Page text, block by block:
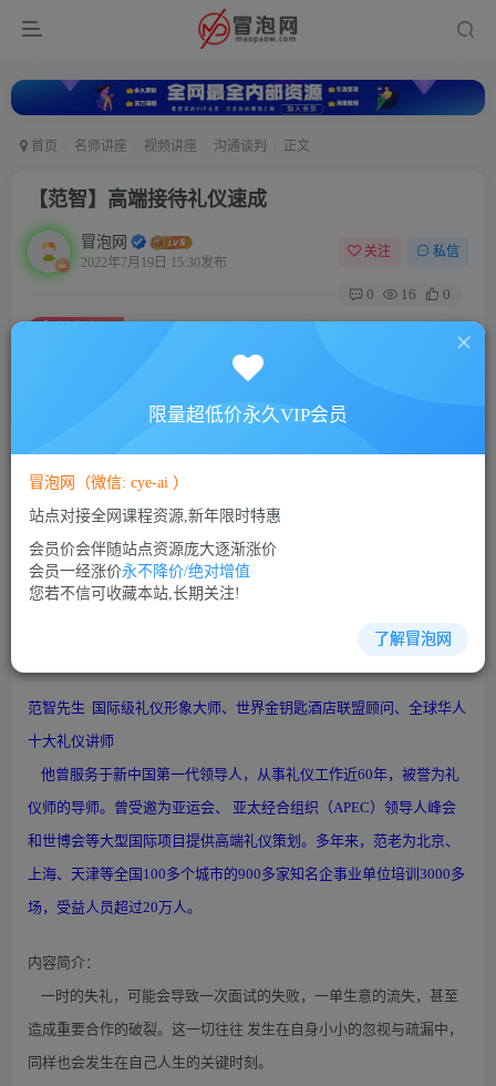
首页 名师讲座 视频讲座 沟通谈判 正文
【范智】高端接待礼仪速成
冒泡网
2022年7月19日 15:30发布
关注 私信
0 16 0
此内容为付费资源，请付费后查看
5
VIP会员 免费
立即购买
您当前未登录！建议登陆后购买，可保存购买订单
范智先生 国际级礼仪形象大师、世界金钥匙酒店联盟顾问、全球华人
十大礼仪讲师
他曾服务于新中国第一代领导人，从事礼仪工作近60年，被誉为礼
仪师的导师。曾受邀为亚运会、 亚太经合组织（APEC）领导人峰会
和世博会等大型国际项目提供高端礼仪策划。多年来，范老为北京、
上海、天津等全国100多个城市的900多家知名企事业单位培训3000多
场，受益人员超过20万人。
内容简介：
一时的失礼，可能会导致一次面试的失败，一单生意的流失，甚至
造成重要合作的破裂。这一切往往 发生在自身小小的忽视与疏漏中，
同样也会发生在自己人生的关键时刻。
限量超低价永久VIP会员
冒泡网（微信: cye-ai ）
站点对接全网课程资源,新年限时特惠
会员价会伴随站点资源庞大逐渐涨价
会员一经涨价永不降价/绝对增值
您若不信可收藏本站,长期关注!
了解冒泡网